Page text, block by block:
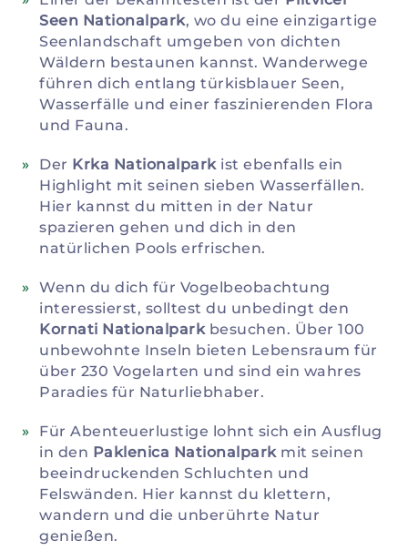
Seen Nationalpark, wo du eine einzigartige
Seenlandschaft umgeben von dichten
Wäldern bestaunen kannst. Wanderwege
führen dich entlang türkisblauer Seen,
Wasserfälle und einer faszinierenden Flora
und Fauna.
Der Krka Nationalparkist ebenfalls ein
Highlight mit seinen sieben Wasserfällen.
Hier kannst du mitten in der Natur
spazieren gehen und dich in den
natürlichen Pools erfrischen.
Wenn du dich für Vogelbeobachtung
interessierst, solltest du unbedingt den
Kornati Nationalparkbesuchen. Über 100
unbewohnte Inseln bieten Lebensraum für
über 230 Vogelarten und sind ein wahres
Paradies für Naturliebhaber.
Für Abenteuerlustige lohnt sich ein Ausflug
in den Paklenica Nationalparkmit seinen
beeindruckenden Schluchten und
Felswänden. Hier kannst du klettern,
wandern und die unberührte Natur
genießen.